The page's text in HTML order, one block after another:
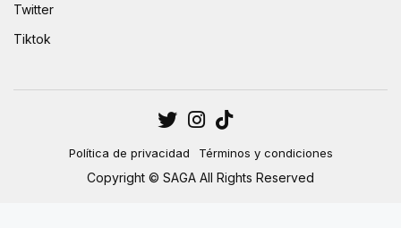
Twitter
Tiktok
Política de privacidad Términos y condiciones
Copyright © SAGA All Rights Reserved